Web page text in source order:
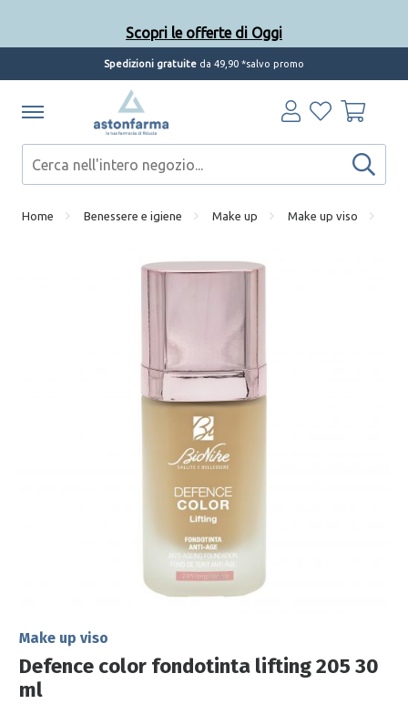
Spedizioni gratuite da 49,90 *salvo promo
Home Benessere e igiene Make up Make up viso
Make up viso
Defence color fondotinta lifting 205 30
ml
Scopri le offerte di Oggi